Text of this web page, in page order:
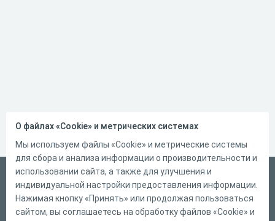
Русский
Справка
Форма обратной связи
О файлах «Cookie» и метрических системах
Мы используем файлы «Cookie» и метрические системы
для сбора и анализа информации о производительности и
использовании сайта, а также для улучшения и
индивидуальной настройки предоставления информации.
Нажимая кнопку «Принять» или продолжая пользоваться
сайтом, вы соглашаетесь на обработку файлов «Cookie» и